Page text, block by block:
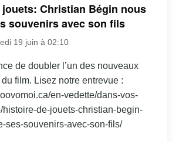
Christian Bégin nous
souvenirs avec son fils
19 juin à 02:10
de doubler l’un des nouveaux
film. Lisez notre entrevue :
en-vedette/dans-vos-
histoire-de-jouets-christian-begin-
ses-souvenirs-avec-son-fils/